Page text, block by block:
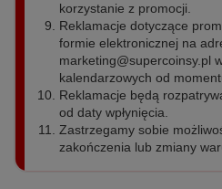
korzystanie z promocji.
Reklamacje dotyczące
formie elektronicznej na
marketing@supercoinsy.pl
kalendarzowych od
Reklamacje będą
od daty wpłynięcia.
Zastrzegamy sobie
zakończenia lub zmiany